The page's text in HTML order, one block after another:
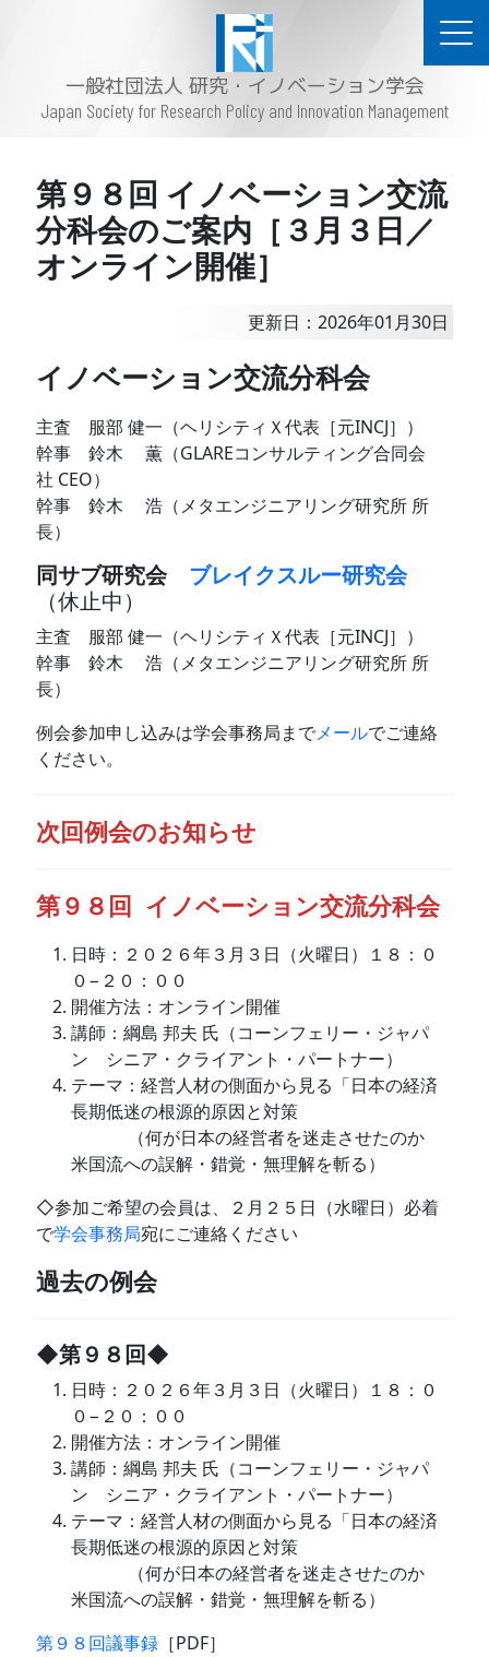
一般社団法人 研究・イノベーション学会
Japan Society for Research Policy and Innovation Management
第９８回 イノベーション交流
分科会のご案内［３月３日／
オンライン開催］
更新日：2026年01月30日
イノベーション交流分科会
主査 服部 健一（ヘリシティＸ代表［元INCJ］）
幹事 鈴木 薫（GLAREコンサルティング合同会
社 CEO）
幹事 鈴木 浩（メタエンジニアリング研究所 所
長）
同サブ研究会 ブレイクスルー研究会
（休止中）
主査 服部 健一（ヘリシティＸ代表［元INCJ］）
幹事 鈴木 浩（メタエンジニアリング研究所 所
長）
例会参加申し込みは学会事務局までメールでご連絡
ください。
次回例会のお知らせ
第９８回 イノベーション交流分科会
日時：２０２６年３月３日（火曜日）１８：０
０−２０：００
開催方法：オンライン開催
講師：綱島 邦夫 氏（コーンフェリー・ジャパ
ン シニア・クライアント・パートナー）
テーマ：経営人材の側面から見る「日本の経済
長期低迷の根源的原因と対策
（何が日本の経営者を迷走させたのか
米国流への誤解・錯覚・無理解を斬る）
◇参加ご希望の会員は、２月２５日（水曜日）必着
で学会事務局宛にご連絡ください
過去の例会
◆第９８回◆
日時：２０２６年３月３日（火曜日）１８：０
０−２０：００
開催方法：オンライン開催
講師：綱島 邦夫 氏（コーンフェリー・ジャパ
ン シニア・クライアント・パートナー）
テーマ：経営人材の側面から見る「日本の経済
長期低迷の根源的原因と対策
（何が日本の経営者を迷走させたのか
米国流への誤解・錯覚・無理解を斬る）
第９８回議事録 ［PDF］